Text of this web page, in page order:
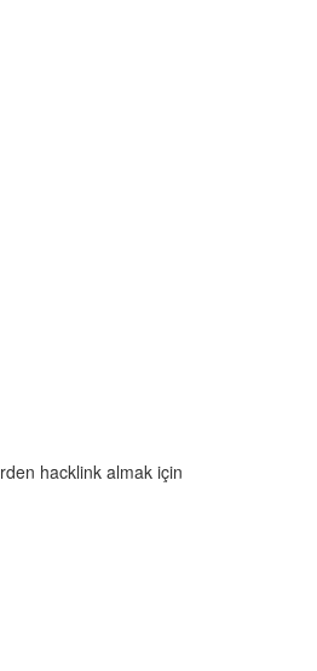
hacklink almak için